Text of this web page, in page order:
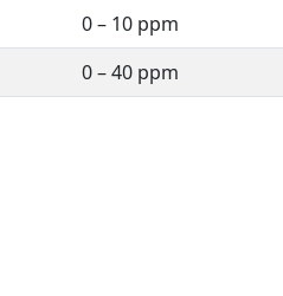
0 – 10 ppm
0 – 40 ppm